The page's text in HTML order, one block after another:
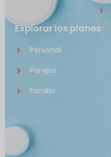
Explorar los planes
Personal
Parejas
Familia